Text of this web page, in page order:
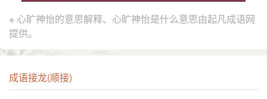
※ 心旷神怡的意思解释、心旷神怡是什么意思由起凡成语网
提供。
成语接龙(顺接)